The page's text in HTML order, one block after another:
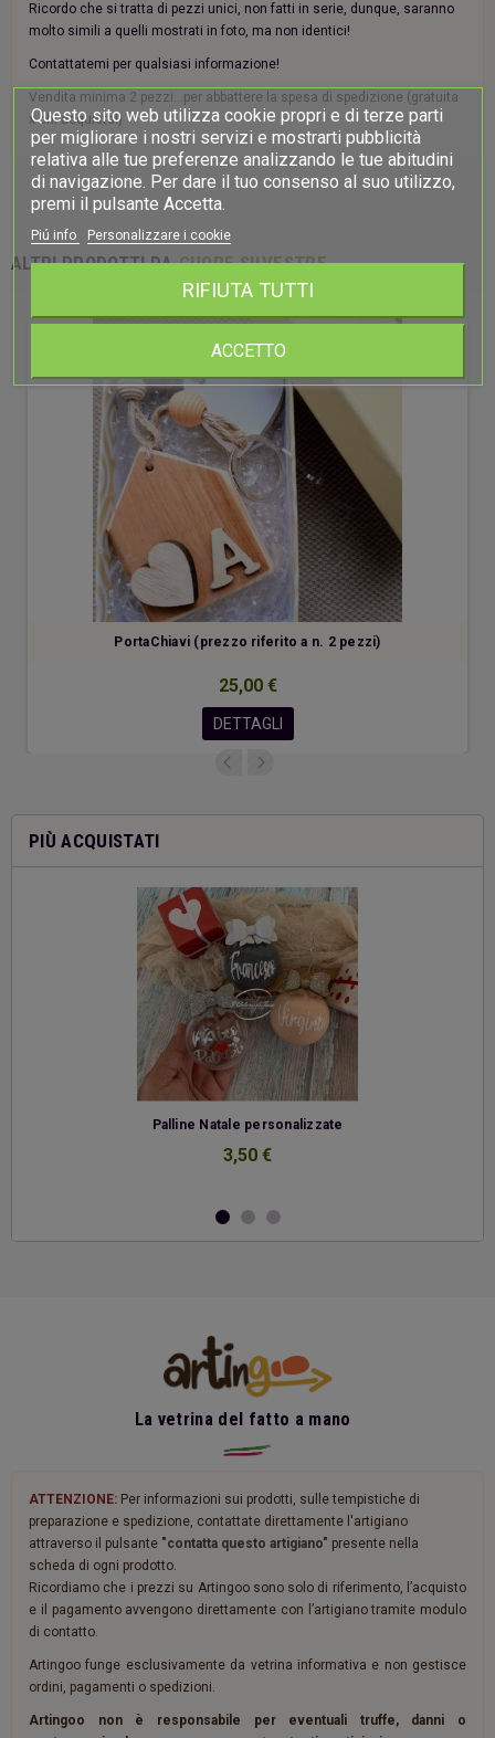
PIÙ ACQUISTATI
Palline Natale personalizzate
3,50 €
Ricordo che si tratta di pezzi unici, non fatti in serie, dunque, saranno
molto simili a quelli mostrati in foto, ma non identici!
Contattatemi per qualsiasi informazione!
Vendita minima 2 pezzi...per abbattere la spesa di spedizione (gratuita
x chi acquista!)
ALTRI PRODOTTI DA CUORE SILVESTRE
PortaChiavi (prezzo riferito a n. 2 pezzi)
25,00 €
DETTAGLI
La vetrina del fatto a mano
ATTENZIONE: Per informazioni sui prodotti, sulle tempistiche di
preparazione e spedizione, contattate direttamente l'artigiano
attraverso il pulsante "contatta questo artigiano" presente nella
scheda di ogni prodotto.
Ricordiamo che i prezzi su Artingoo sono solo di riferimento, l’acquisto
e il pagamento avvengono direttamente con l’artigiano tramite modulo
di contatto.
Artingoo funge esclusivamente da vetrina informativa e non gestisce
ordini, pagamenti o spedizioni.
Artingoo non è responsabile per eventuali truffe, danni o
Questo sito web utilizza cookie propri e di terze parti
per migliorare i nostri servizi e mostrarti pubblicità
relativa alle tue preferenze analizzando le tue abitudini
di navigazione. Per dare il tuo consenso al suo utilizzo,
premi il pulsante Accetta.
Piú info Personalizzare i cookie
RIFIUTA TUTTI
ACCETTO